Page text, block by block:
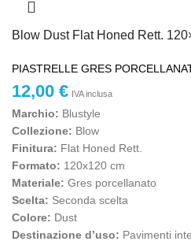
Blow Dust Flat Honed Rett.
PIASTRELLE GRES
12,00 € IVA inclusa
Marchio: Blustyle
Collezione: Blow
Finitura: Flat Honed Rett.
Formato: 120x120 cm
Materiale: Gres porcellanato
Scelta: Seconda scelta
Colore: Dust
Destinazione d’uso: Pavimenti